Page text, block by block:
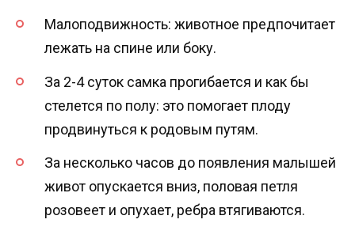
Малоподвижность: животное предпочитает
лежать на спине или боку.
За 2-4 суток самка прогибается и как бы
стелется по полу: это помогает плоду
продвинуться к родовым путям.
За несколько часов до появления малышей
живот опускается вниз, половая петля
розовеет и опухает, ребра втягиваются.